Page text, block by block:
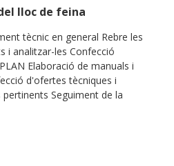
lloc de feina
tècnic en general Rebre les
i analitzar-les Confecció
Elaboració de manuals i
d'ofertes tècniques i
Seguiment de la